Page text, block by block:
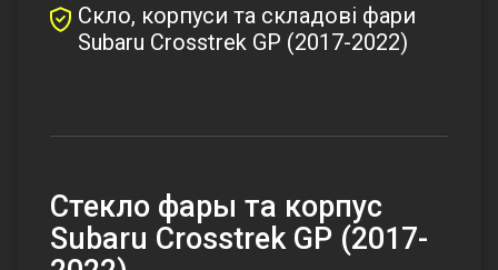
Скло, корпуси та складові фари
Subaru Crosstrek GP (2017-2022)
Стекло фары та корпус
Subaru Crosstrek GP (2017-